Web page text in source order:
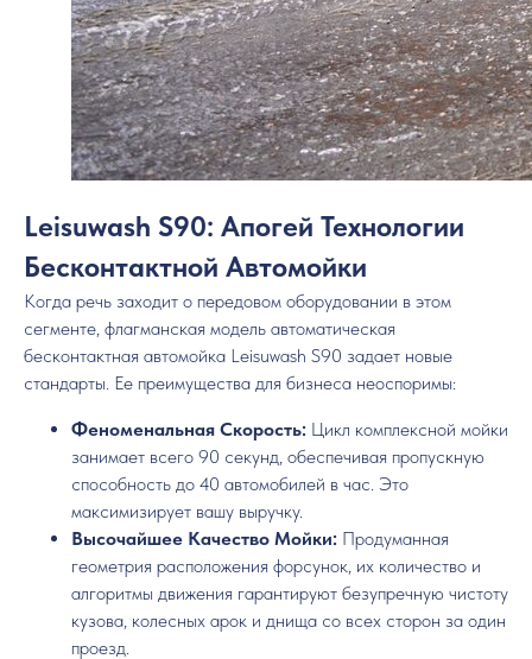
Leisuwash S90: Апогей Технологии
Бесконтактной Автомойки
Когда речь заходит о передовом оборудовании в этом
сегменте, флагманская модель автоматическая
бесконтактная автомойка Leisuwash S90 задает новые
стандарты. Ее преимущества для бизнеса неоспоримы:
Феноменальная Скорость: Цикл комплексной мойки
занимает всего 90 секунд, обеспечивая пропускную
способность до 40 автомобилей в час. Это
максимизирует вашу выручку.
Высочайшее Качество Мойки: Продуманная
геометрия расположения форсунок, их количество и
алгоритмы движения гарантируют безупречную чистоту
кузова, колесных арок и днища со всех сторон за один
проезд.